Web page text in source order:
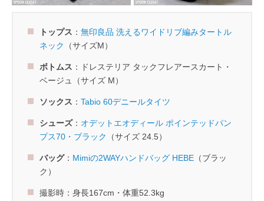
トップス ： 無印良品 洗えるワイドリブ編みタートル
ネック
（サイズM）
ボトムス ：ドレステリア タックフレアースカート・
ベージュ（サイズ M）
ソックス ： Tabio 60デニールタイツ
シューズ： オデットエオディール ポインテッドパン
プス70・ブラック
（サイズ 24.5）
バッグ： Mimiの2WAYハンドバッグ HEBE （ブラッ
ク）
撮影時：身長167cm・体重52.3kg